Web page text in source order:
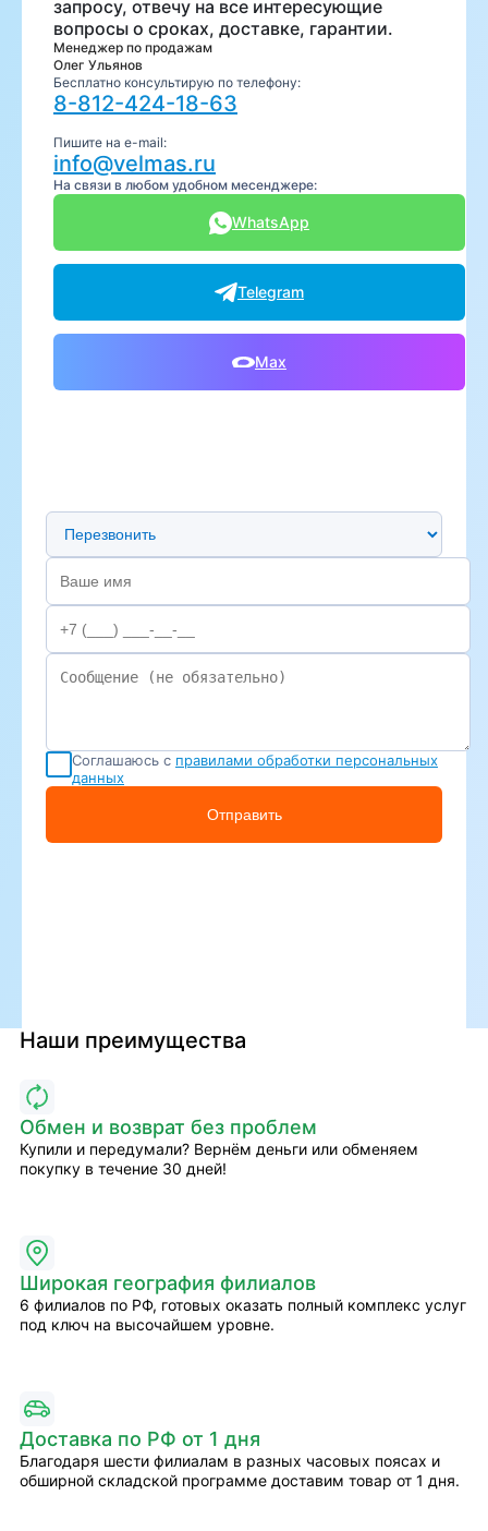
запросу, отвечу на все интересующие
вопросы о сроках, доставке, гарантии.
Менеджер по продажам
Олег Ульянов
Бесплатно консультирую по телефону:
8-812-424-18-63
Пишите на e-mail:
info@velmas.ru
На связи в любом удобном месенджере:
WhatsApp
Telegram
Max
Предпочтительный способ связи
Соглашаюсь с правилами обработки персональных
данных
Отправить
Наши преимущества
Обмен и возврат без проблем
Купили и передумали? Вернём деньги или обменяем
покупку в течение 30 дней!
Широкая география филиалов
6 филиалов по РФ, готовых оказать полный комплекс услуг
под ключ на высочайшем уровне.
Доставка по РФ от 1 дня
Благодаря шести филиалам в разных часовых поясах и
обширной складской программе доставим товар от 1 дня.